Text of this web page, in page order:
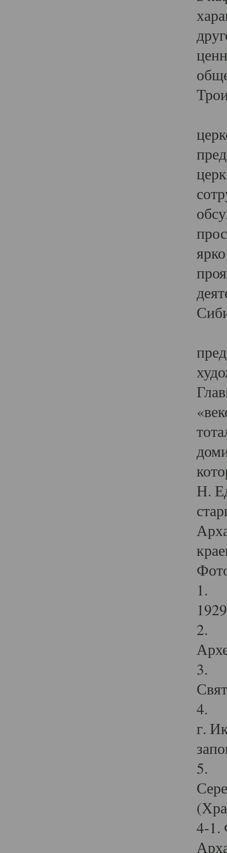
Н.
1.
2.
3.
4.
г.
5.
4-1.